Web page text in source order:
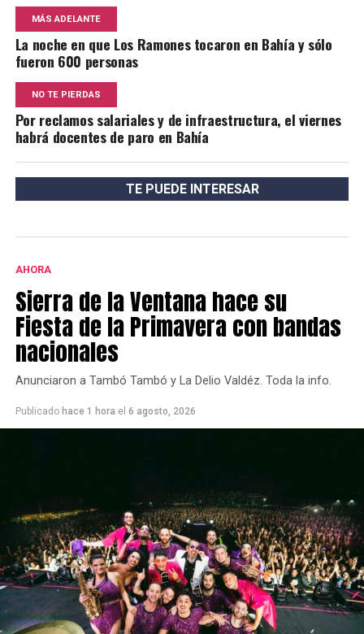
MÁS ADELANTE
La noche en que Los Ramones tocaron en Bahía y sólo
fueron 600 personas
NO TE PIERDAS
Por reclamos salariales y de infraestructura, el viernes
habrá docentes de paro en Bahía
TE PUEDE INTERESAR
AHORA
Sierra de la Ventana hace su
Fiesta de la Primavera con bandas
nacionales
Anunciaron a Tambó Tambó y La Delio Valdéz. Toda la info.
Publicado hace 1 hora el 6 agosto, 2026